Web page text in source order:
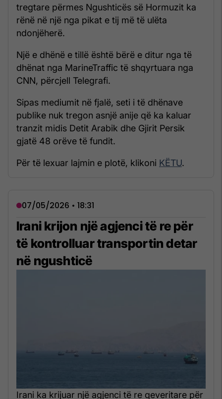
tregtare përmes Ngushticës së Hormuzit ka
rënë në një nga pikat e tij më të ulëta
ndonjëherë.
Një e dhënë e tillë është bërë e ditur nga të
dhënat nga MarineTraffic të shqyrtuara nga
CNN, përcjell Telegrafi.
Sipas mediumit në fjalë, seti i të dhënave
publike nuk tregon asnjë anije që ka kaluar
tranzit midis Detit Arabik dhe Gjirit Persik
gjatë 48 orëve të fundit.
Për të lexuar lajmin e plotë, klikoni KËTU.
07/05/2026 • 18:31
Irani krijon një agjenci të re për
të kontrolluar transportin detar
në ngushticë
Irani ka krijuar një agjenci të re qeveritare për